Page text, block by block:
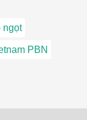
ngọt
PBN